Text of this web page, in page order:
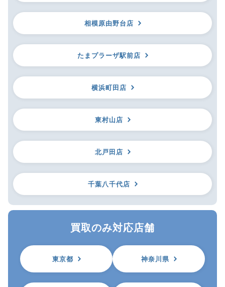
相模原由野台店
たまプラーザ駅前店
横浜町田店
東村山店
北戸田店
千葉八千代店
買取のみ対応店舗
東京都 神奈川県